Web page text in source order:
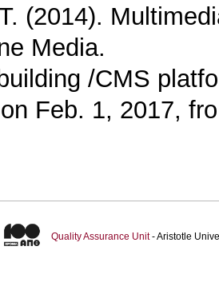
(2014).
Media.
/CMS
Feb. 1, 2017,
Quality Assurance Unit- Aristotle